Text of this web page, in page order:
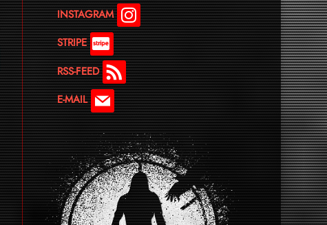
INSTAGRAM
STRIPE
RSS-FEED
E-MAIL